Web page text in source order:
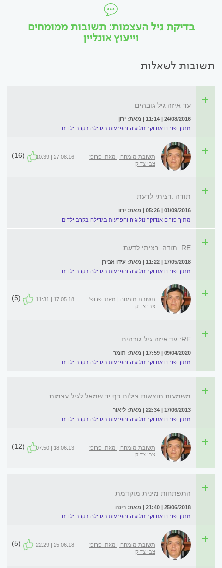
בדיקת גיל העצמות: תשובות ממומחים
וייעוץ אונליין
תשובות לשאלות
עד איזה גיל גובהים
24/08/2016 | 11:14 | מאת: ירון
מתוך פורום אנדוקרינולוגיה והפרעות בגדילה בקרב ילדים
תשובת מומחה | מאת: פרופ'
צבי צדיק
27.08.16 | 10:39
(16)
תודה .רציתי לדעת
01/09/2016 | 05:26 | מאת: ירוו
מתוך פורום אנדוקרינולוגיה והפרעות בגדילה בקרב ילדים
RE: תודה .רציתי לדעת
17/05/2018 | 11:22 | מאת: עידו אבירן
מתוך פורום אנדוקרינולוגיה והפרעות בגדילה בקרב ילדים
תשובת מומחה | מאת: פרופ'
צבי צדיק
17.05.18 | 11:31
(5)
RE: עד איזה גיל גובהים
09/04/2020 | 17:59 | מאת: תומר
מתוך פורום אנדוקרינולוגיה והפרעות בגדילה בקרב ילדים
משמעות תוצאות צילום כף יד שמאל לגיל עצמות
17/06/2013 | 22:34 | מאת: ליאור
מתוך פורום אנדוקרינולוגיה והפרעות בגדילה בקרב ילדים
תשובת מומחה | מאת: פרופ'
צבי צדיק
18.06.13 | 07:50
(12)
התפתחות מינית מוקדמת
25/06/2018 | 21:40 | מאת: רינה
מתוך פורום אנדוקרינולוגיה והפרעות בגדילה בקרב ילדים
תשובת מומחה | מאת: פרופ'
צבי צדיק
25.06.18 | 22:29
(5)